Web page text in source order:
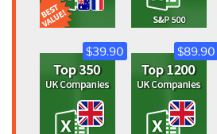
$39.90 $89.90